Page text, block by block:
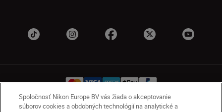
Spoločnosť Nikon Europe BV vás žiada o akceptovanie
súborov cookies a obdobných technológií na analytické a